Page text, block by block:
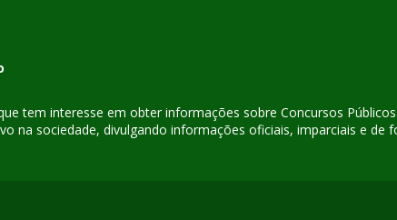
tem interesse em obter informações sobre Concursos
na sociedade, divulgando informações oficiais, imparciais e de